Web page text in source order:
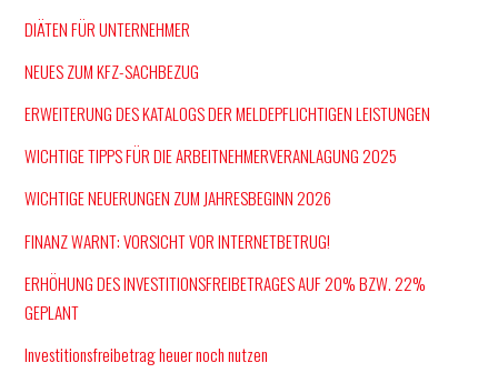
DIÄTEN FÜR UNTERNEHMER
NEUES ZUM KFZ-SACHBEZUG
ERWEITERUNG DES KATALOGS DER MELDEPFLICHTIGEN LEISTUNGEN
WICHTIGE TIPPS FÜR DIE ARBEITNEHMERVERANLAGUNG 2025
WICHTIGE NEUERUNGEN ZUM JAHRESBEGINN 2026
FINANZ WARNT: VORSICHT VOR INTERNETBETRUG!
ERHÖHUNG DES INVESTITIONSFREIBETRAGES AUF 20% BZW. 22%
GEPLANT
Investitionsfreibetrag heuer noch nutzen